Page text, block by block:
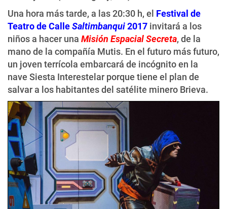
Una hora más tarde, a las 20:30 h, el Festival de
Teatro de CalleSaltimbanqui2017 invitará a los
niños a hacer una Misión Espacial Secreta, de la
mano de la compañía Mutis. En el futuro más futuro,
un joven terrícola embarcará de incógnito en la
nave Siesta Interestelar porque tiene el plan de
salvar a los habitantes del satélite minero Brieva.